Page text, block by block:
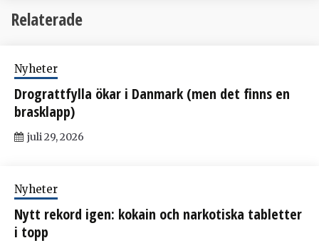
Relaterade
Nyheter
Drograttfylla ökar i Danmark (men det finns en
brasklapp)
juli 29, 2026
Nyheter
Nytt rekord igen: kokain och narkotiska tabletter
i topp